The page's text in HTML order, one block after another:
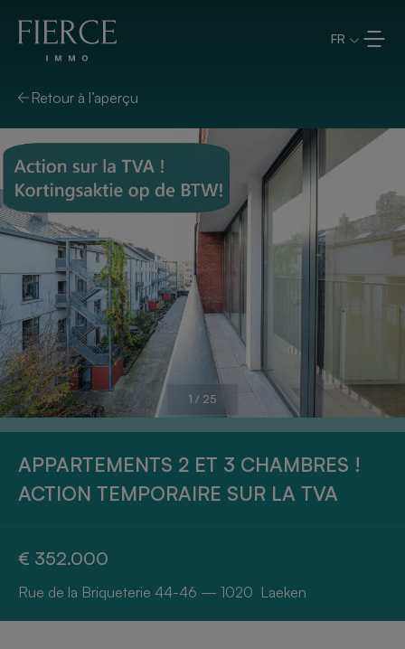
FR
Retour à l’aperçu
1 / 25
APPARTEMENTS 2 ET 3 CHAMBRES !
ACTION TEMPORAIRE SUR LA TVA
€ 352.000
Rue de la Briqueterie 44-46 — 1020 Laeken